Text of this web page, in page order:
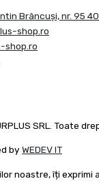
Brâncuşi, nr. 95
shop.ro
shop.ro
SRL. Toate
by WEDEV IT
noastre, îți exprimi